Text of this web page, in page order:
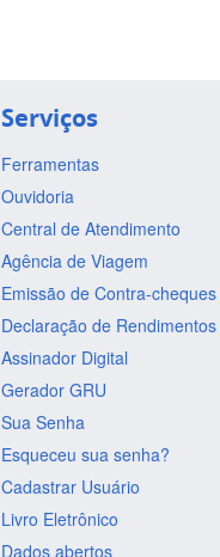
Serviços
Ferramentas
Ouvidoria
Central de Atendimento
Agência de Viagem
Emissão de Contra-cheques
Declaração de Rendimentos
Assinador Digital
Gerador GRU
Sua Senha
Esqueceu sua senha?
Cadastrar Usuário
Livro Eletrônico
Dados abertos